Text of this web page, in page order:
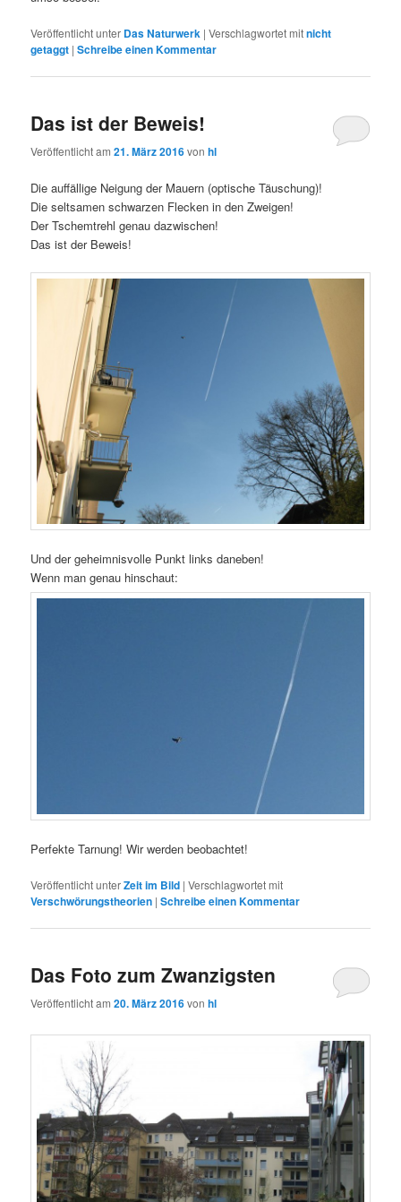
Veröffentlicht unter Das Naturwerk |Verschlagwortet mitnicht
getaggt |Schreibe einen Kommentar
Das ist der Beweis!
Veröffentlicht am21. März 2016vonhl
Die auffällige Neigung der Mauern (optische Täuschung)!
Die seltsamen schwarzen Flecken in den Zweigen!
Der Tschemtrehl genau dazwischen!
Das ist der Beweis!
Und der geheimnisvolle Punkt links daneben!
Wenn man genau hinschaut:
Perfekte Tarnung! Wir werden beobachtet!
Veröffentlicht unterZeit im Bild |Verschlagwortet mit
Verschwörungstheorien |Schreibe einen Kommentar
Das Foto zum Zwanzigsten
Veröffentlicht am20. März 2016vonhl